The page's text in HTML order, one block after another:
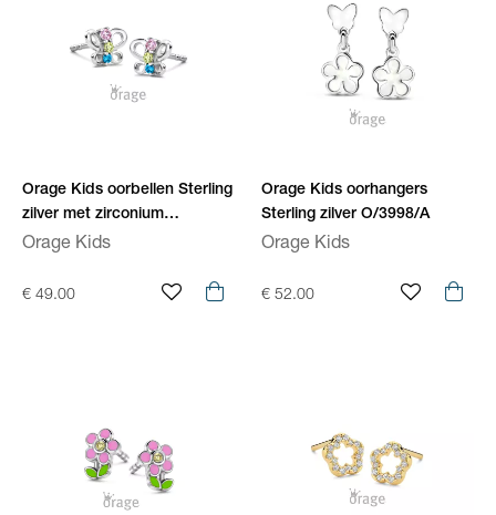
Orage Kids oorbellen Sterling
zilver met zirconium
O/4404/A
Orage Kids
€ 49.00
Orage Kids oorhangers
Sterling zilver O/3998/A
Orage Kids
€ 52.00